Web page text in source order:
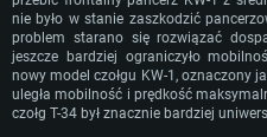
Procesor: Dual-Core 2.2 GHz
Pamięć: 4GB
Karta graficzna: Karta obsługująca
GeForce GTX 660. Minimalna
Połączenie sieciowe: Internet
Procesor: Core i5, minimum 2.2GHz
Pamięć: 6 GB
Karta graficzna: Intel Iris Pro 5200
Minimalna rozdzielczość to 720p.
Połączenie sieciowe: Internet
Procesor: Dual-Core 2.4 GHz
Pamięć: 4 GB
Karta graficzna: NVIDIA 660 z
miesięcy) / podobna od AMD z
miesięcy) (minimalna rozdzielczość
nie było w stanie zaszkodzić
problem starano się rozwiązać
jeszcze bardziej ograniczyło
nowy model czołgu KW-1, oznaczony
uległa mobilność i prędkość
czołg T-34 był znacznie bardziej